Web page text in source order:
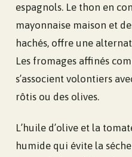
espagnols. Le thon en
mayonnaise maison et
hachés, offre une
Les fromages affinés
s’associent volontiers
rôtis ou des olives.
L’huile d’olive et la
humide qui évite la